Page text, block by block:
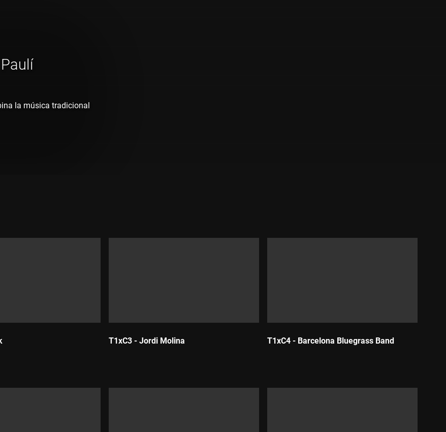
la música tradicional
T1xC3 - Jordi Molina T1xC4 - Barcelona Bluegrass Band